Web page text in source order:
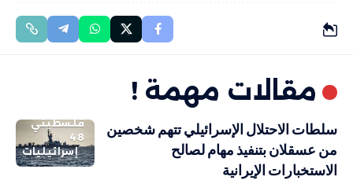
مقالات مهمة !
فلسطيني
48
إسرائيليات
سلطات الاحتلال الإسرائيلي تتهم شخصين
من عسقلان بتنفيذ مهام لصالح
الاستخبارات الإيرانية